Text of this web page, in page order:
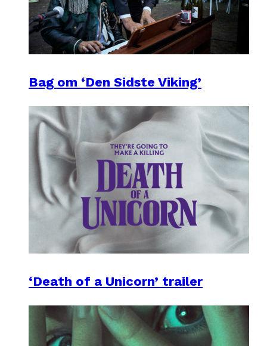
Bag om ‘Den Sidste Viking’
‘Death of a Unicorn’ trailer